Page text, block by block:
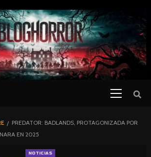
PREDATOR: BADLANDS, PROTAGONIZADA POR
EN 2025
NOTICIAS